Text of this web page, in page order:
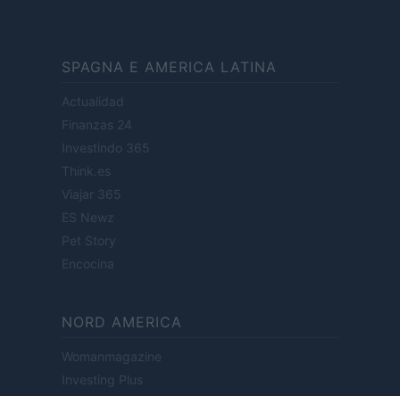
SPAGNA E AMERICA LATINA
Actualidad
Finanzas 24
Investindo 365
Think.es
Viajar 365
ES Newz
Pet Story
Encocina
NORD AMERICA
Womanmagazine
Investing Plus